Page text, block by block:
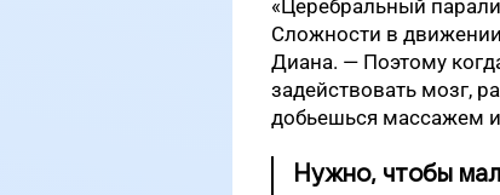
«Церебральный
Сложности в
Диана. — Поэтому
задействовать мозг,
добьешься массажем
Нужно, чтобы